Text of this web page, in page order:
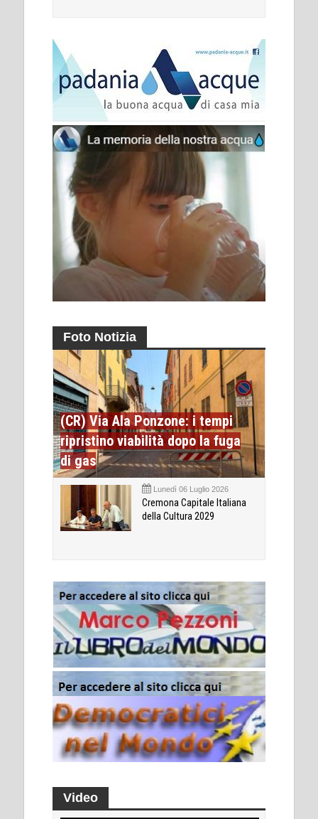
Foto Notizia
(CR) Via Ala Ponzone: i tempi
ripristino viabilità dopo la fuga
di gas
Lunedì 06 Luglio 2026
Cremona Capitale Italiana
della Cultura 2029
Video